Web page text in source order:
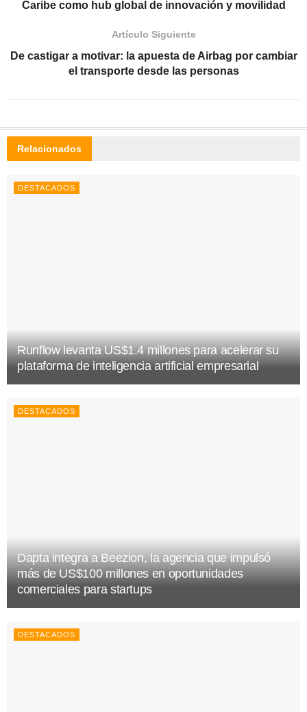
Caribe como hub global de innovación y movilidad
Artículo Siguiente
De castigar a motivar: la apuesta de Airbag por cambiar
el transporte desde las personas
Relacionados
DESTACADOS
Runflow levanta US$1.4 millones para acelerar su
plataforma de inteligencia artificial empresarial
DESTACADOS
Dapta integra a Beezion, la agencia que impulsó
más de US$100 millones en oportunidades
comerciales para startups
DESTACADOS